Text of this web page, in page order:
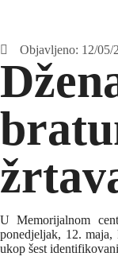
Objavljeno: 12/05/
U Memorijalnom
ponedjeljak, 12. maja,
ukop šest